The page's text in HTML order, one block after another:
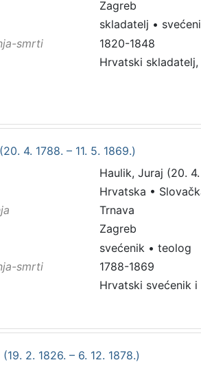
Zagreb
skladatelj •
smrti
1820-1848
Hrvatski
4. 1788. – 11. 5. 1869.)
Haulik, Juraj (20. 4.
Hrvatska •
Trnava
Zagreb
svećenik • teolog
smrti
1788-1869
Hrvatski svećenik
2. 1826. – 6. 12. 1878.)